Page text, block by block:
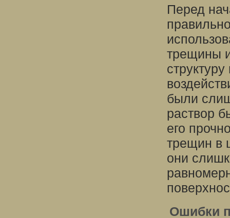
Перед
трещины
были
раствор
его
трещин в
они
Ошибки